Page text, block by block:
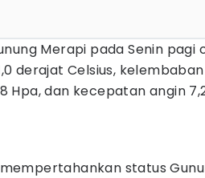
Merapi pada Senin pagi
derajat Celsius,
Hpa, dan kecepatan angin
mempertahankan status